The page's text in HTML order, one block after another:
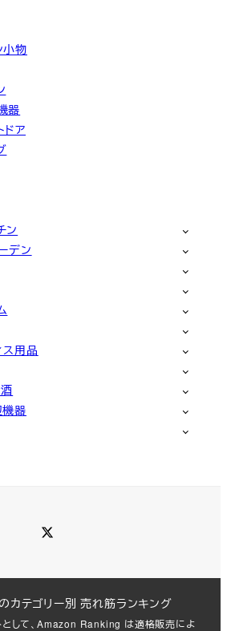
小物
器
ドア
ン
デン
ス用品
機器
カテゴリー別 売れ筋ランキング
として、Amazon Ranking は適格販売によ